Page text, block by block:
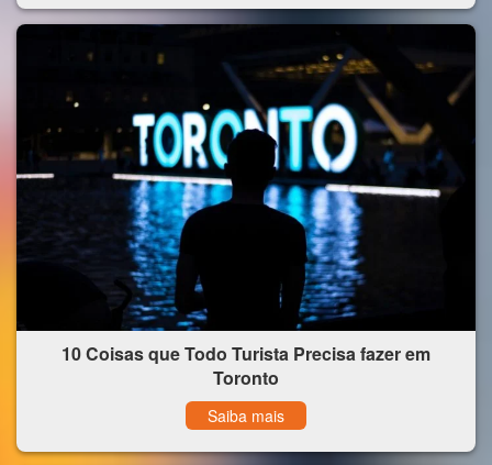
10 Coisas que Todo Turista Precisa fazer em
Toronto
Saiba mais